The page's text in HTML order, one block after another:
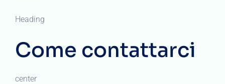
Heading
Come contattarci
center